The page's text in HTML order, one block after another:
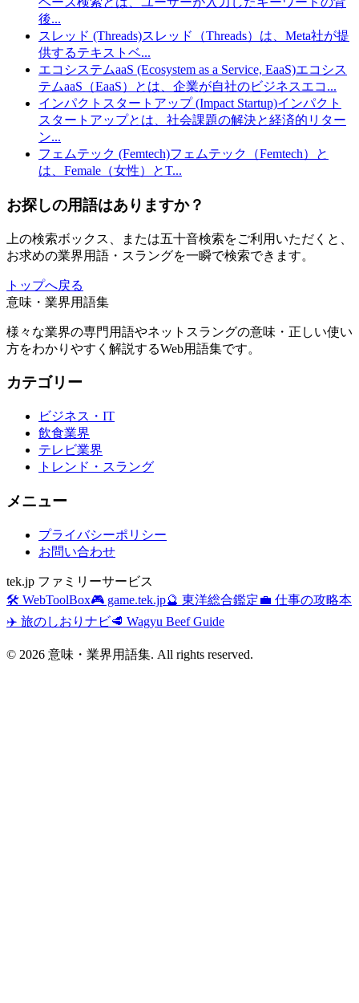
後...
スレッド (Threads)スレッド（Threads）は、Meta社が提
供するテキストベ...
エコシステムaaS (Ecosystem as a Service, EaaS)エコシス
テムaaS（EaaS）とは、企業が自社のビジネスエコ ...
インパクトスタートアップ (Impact Startup)インパクト
スタートアップとは、社会課題の解決と経済的リター
ン...
フェムテック (Femtech)フェムテック（Femtech）と
は、Female（女性）とT...
お探しの用語はありますか？
上の検索ボックス、または五十音検索をご利用いただくと、
お求めの業界用語・スラングを一瞬で検索できます。
トップへ戻る
意味・業界用語集
様々な業界の専門用語やネットスラングの意味・正しい使い
方をわかりやすく解説するWeb用語集です。
カテゴリー
ビジネス・IT
飲食業界
テレビ業界
トレンド・スラング
メニュー
プライバシーポリシー
お問い合わせ
tek.jp ファミリーサービス
🛠️ WebToolBox🎮 game.tek.jp🔮 東洋総合鑑定💼 仕事の攻略本
✈️ 旅のしおりナビ🥩 Wagyu Beef Guide
© 2026 意味・業界用語集. All rights reserved.